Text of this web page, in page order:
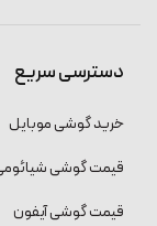
دسترسی سریع
خرید گوشی موبایل
قیمت گوشی
قیمت گوشی آیفون